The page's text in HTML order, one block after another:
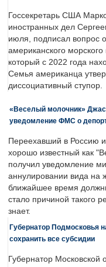
Госсекретарь США
иностранных дел
июля, подписал вопрос
американского
который с 2022 года
Семья американца
диссоциативный ступор.
«Веселый молочник»
уведомление ФМС о
Переехавший в Россию
хорошо известный как
получил уведомление
аннулировании вида на
ближайшее время
стало причиной такого
знает.
Губернатор Подмосковья
сохранить все субсидии
Губернатор Московской